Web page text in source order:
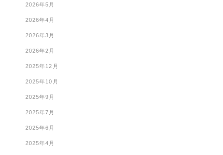
2026年5月
2026年4月
2026年3月
2026年2月
2025年12月
2025年10月
2025年9月
2025年7月
2025年6月
2025年4月